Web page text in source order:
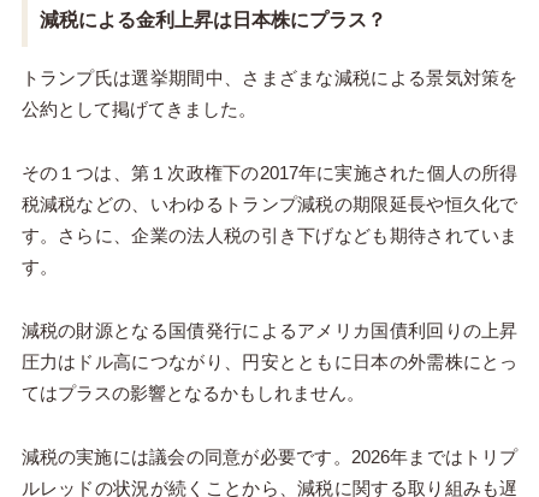
減税による金利上昇は日本株にプラス？
トランプ氏は選挙期間中、さまざまな減税による景気対策を
公約として掲げてきました。
その１つは、第１次政権下の2017年に実施された個人の所得
税減税などの、いわゆるトランプ減税の期限延長や恒久化で
す。さらに、企業の法人税の引き下げなども期待されていま
す。
減税の財源となる国債発行によるアメリカ国債利回りの上昇
圧力はドル高につながり、円安とともに日本の外需株にとっ
てはプラスの影響となるかもしれません。
減税の実施には議会の同意が必要です。2026年まではトリプ
ルレッドの状況が続くことから、減税に関する取り組みも遅